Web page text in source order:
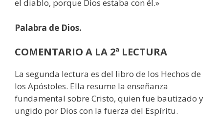
el diablo, porque Dios estaba con él.»
Palabra de Dios.
COMENTARIO A LA 2ª LECTURA
La segunda lectura es del libro de los Hechos de
los Apóstoles. Ella resume la enseñanza
fundamental sobre Cristo, quien fue bautizado y
ungido por Dios con la fuerza del Espíritu.